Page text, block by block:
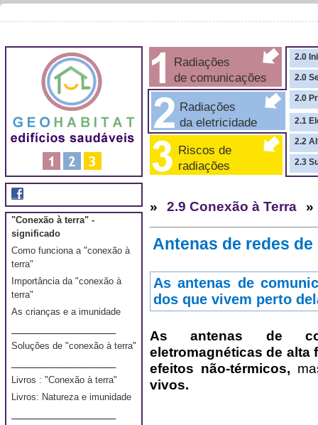
Radiações
de comunicações
Radiações
da eletricidade
Riscos de
radiações
2.0
2.0
2.0
2.1
2.2
2.3
"Conexão à terra" -
significado
Como funciona a "conexão à
terra"
Importância da "conexão à
terra"
As crianças e a imunidade
Soluções de "conexão à terra"
Livros : "Conexão à terra"
Livros: Natureza e imunidade
» 2.9 Conexão à Terra »
Antenas de redes
As antenas de
dos que vivem perto
As antenas de
eletromagnéticas de alta
efeitos não-térmicos,
vivos.